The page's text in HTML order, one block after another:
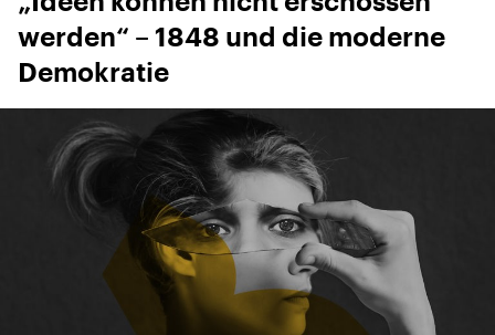
werden“ – 1848 und die moderne
Demokratie